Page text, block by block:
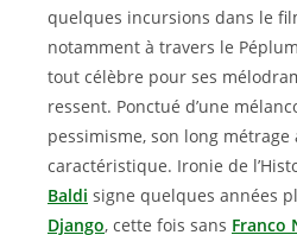
quelques incursions dans le
notamment à travers le
tout célèbre pour ses
ressent. Ponctué d’une
pessimisme, son long métrage
caractéristique. Ironie de
Baldi signe quelques années
Django, cette fois sans Franco